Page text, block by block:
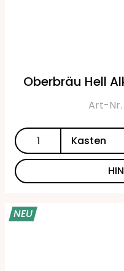
Oberbräu Hell
Art-Nr.
NEU